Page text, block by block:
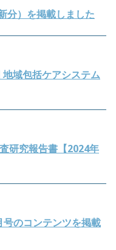
分）を掲載しました
域包括ケアシステム
研究報告書【2024年
のコンテンツを掲載